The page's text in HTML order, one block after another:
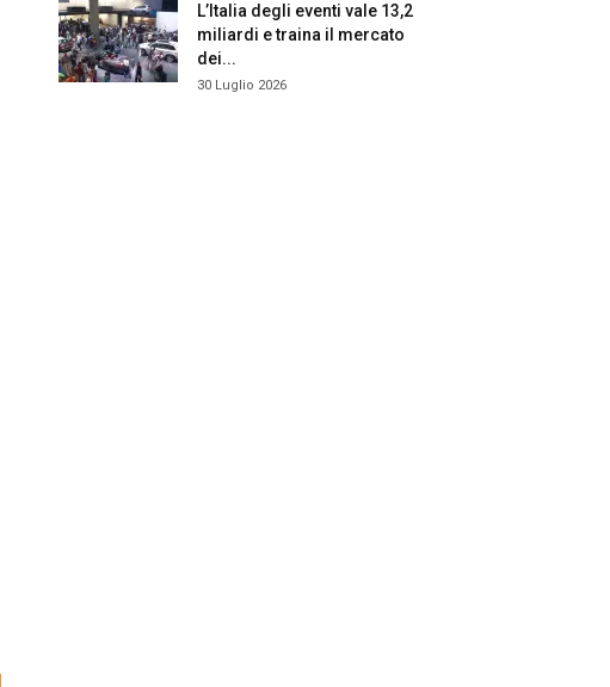
L’Italia degli eventi vale 13,2
miliardi e traina il mercato
dei...
30 Luglio 2026